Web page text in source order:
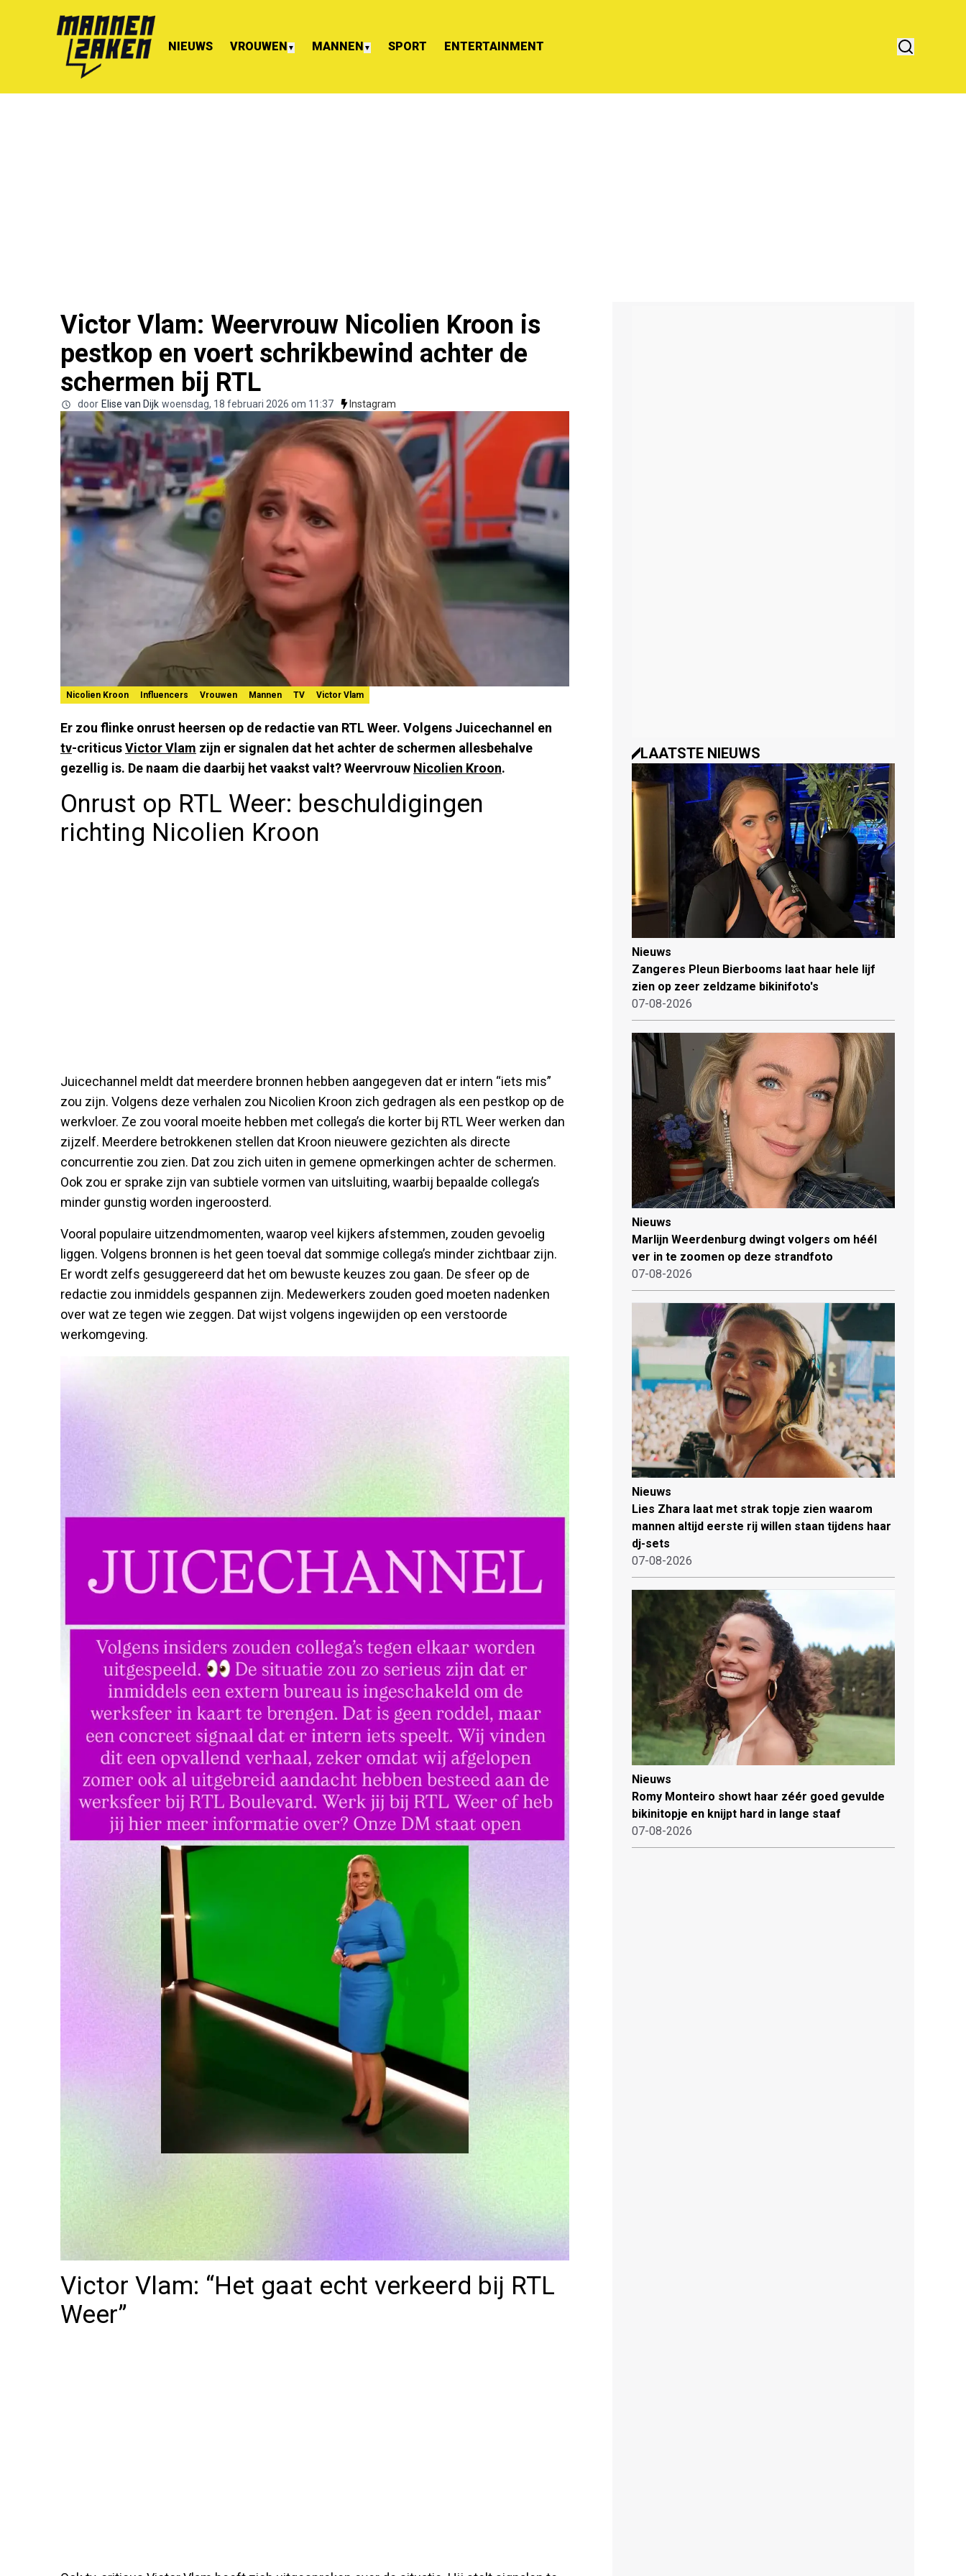
NIEUWS VROUWEN ▼ MANNEN ▼ SPORT ENTERTAINMENT
Victor Vlam: Weervrouw Nicolien Kroon is
pestkop en voert schrikbewind achter de
schermen bij RTL
door Elise van Dijk woensdag, 18 februari 2026 om 11:37 Instagram
Nicolien Kroon Influencers Vrouwen Mannen TV Victor Vlam
Er zou flinke onrust heersen op de redactie van RTL Weer. Volgens Juicechannel en
tv-criticusVictor Vlam zijn er signalen dat het achter de schermen allesbehalve
gezellig is. De naam die daarbij het vaakst valt? Weervrouw Nicolien Kroon.
Onrust op RTL Weer: beschuldigingen
richting Nicolien Kroon
Juicechannel meldt dat meerdere bronnen hebben aangegeven dat er intern “iets mis”
zou zijn. Volgens deze verhalen zou Nicolien Kroon zich gedragen als een pestkop op de
werkvloer. Ze zou vooral moeite hebben met collega’s die korter bij RTL Weer werken dan
zijzelf. Meerdere betrokkenen stellen dat Kroon nieuwere gezichten als directe
concurrentie zou zien. Dat zou zich uiten in gemene opmerkingen achter de schermen.
Ook zou er sprake zijn van subtiele vormen van uitsluiting, waarbij bepaalde collega’s
minder gunstig worden ingeroosterd.
Vooral populaire uitzendmomenten, waarop veel kijkers afstemmen, zouden gevoelig
liggen. Volgens bronnen is het geen toeval dat sommige collega’s minder zichtbaar zijn.
Er wordt zelfs gesuggereerd dat het om bewuste keuzes zou gaan. De sfeer op de
redactie zou inmiddels gespannen zijn. Medewerkers zouden goed moeten nadenken
over wat ze tegen wie zeggen. Dat wijst volgens ingewijden op een verstoorde
werkomgeving.
Victor Vlam: “Het gaat echt verkeerd bij RTL
Weer”
LAATSTE NIEUWS
Nieuws
Zangeres Pleun Bierbooms laat haar hele lijf
zien op zeer zeldzame bikinifoto's
07-08-2026
Nieuws
Marlijn Weerdenburg dwingt volgers om héél
ver in te zoomen op deze strandfoto
07-08-2026
Nieuws
Lies Zhara laat met strak topje zien waarom
mannen altijd eerste rij willen staan tijdens haar
dj-sets
07-08-2026
Nieuws
Romy Monteiro showt haar zéér goed gevulde
bikinitopje en knijpt hard in lange staaf
07-08-2026